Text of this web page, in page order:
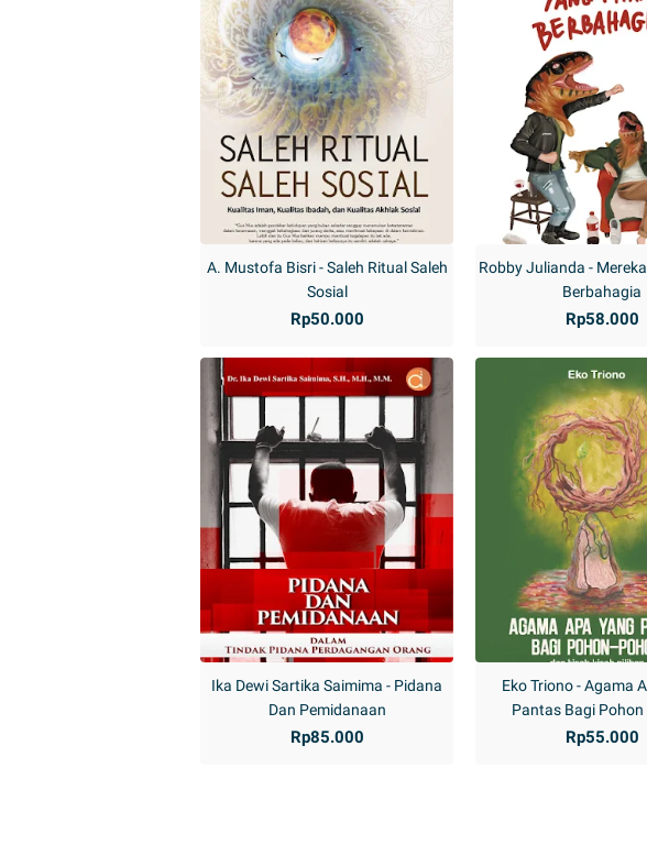
A. Mustofa Bisri - Saleh Ritual Saleh
Sosial
Rp50.000
Robby Julianda -
Berbahagia
Rp58.000
Ika Dewi Sartika Saimima - Pidana
Dan Pemidanaan
Rp85.000
Eko Triono - Agama
Pantas Bagi Pohon
Rp55.000